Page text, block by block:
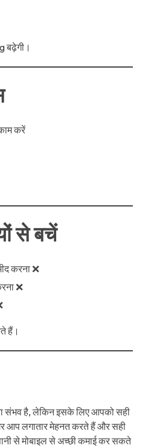
बढ़ेगी।
करें
से बचें
करना ❌
❌
हैं।
संभव है, लेकिन इसके लिए आपको सही
आप लगातार मेहनत करते हैं और सही
से मोबाइल से अच्छी कमाई कर सकते